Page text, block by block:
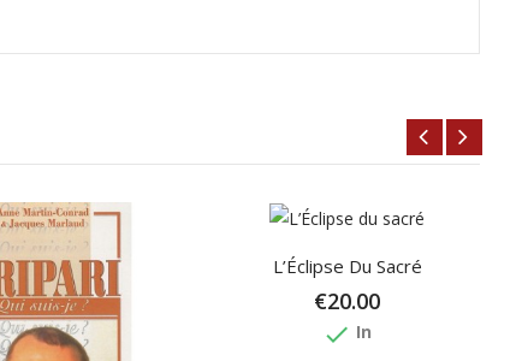
L’Éclipse Du Sacré
€20.00
done In